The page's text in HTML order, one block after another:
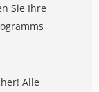
Sie Ihre
Alle